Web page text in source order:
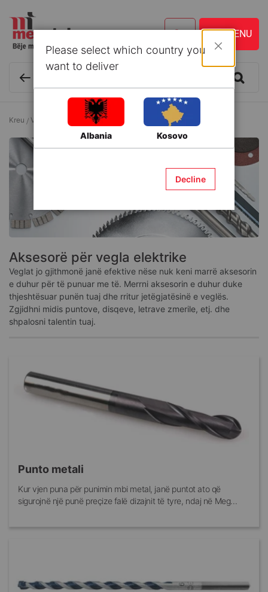
Kreu Vegla dhe Aksesorë Aksesorë për vegla elektrike
Aksesorë për vegla elektrike
Veglat jo gjithmonë janë efektive nëse nuk keni marrë aksesorin
e duhur për të punuar me të. Merrni aksesorin e duhur duke
thjeshtësuar punën tuaj dhe rritur jetëgjatësinë e veglës.
Zgjidhni midis puntove, disqeve, letrave zmerile, etj. dhe
shpalosni talentin tuaj.
Punto metali
Kur vjen puna për punimin mbi metal, janë puntot ato që
sigurojnë një punë preçize falë dizajnit të tyre, ndaj në Meg...
Please select which country you
want to deliver
Albania Kosovo
Decline